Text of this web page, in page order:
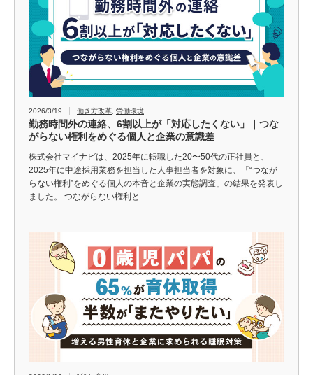
2026/3/19 働き方改革 労働環境
勤務時間外の連絡、6割以上が「対応したくない」｜つな
がらない権利をめぐる個人と企業の意識差
株式会社マイナビは、2025年に転職した20〜50代の正社員と、
2025年に中途採用業務を担当した人事担当者を対象に、「“つなが
らない権利”をめぐる個人の本音と企業の実態調査」の結果を発表し
ました。 つながらない権利と…